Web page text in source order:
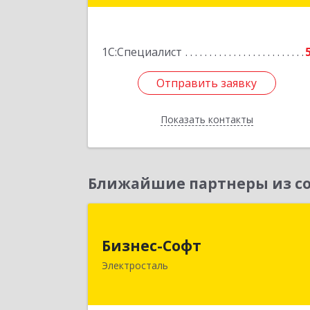
1С:Специалист
Отправить заявку
Показать контакты
Подробнее
Отправить заявку
Назад
Ближайшие партнеры из
Бизнес-Софт
Электросталь
144000, Московская обл,
Электросталь г, Карла Маркса ул, дом